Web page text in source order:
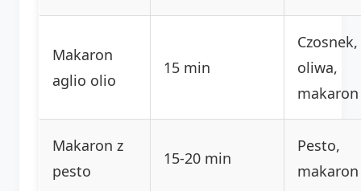
Makaron
aglio olio
15 min
Czosnek,
oliwa,
makaron
Makaron z
pesto
15-20 min
Pesto,
makaron